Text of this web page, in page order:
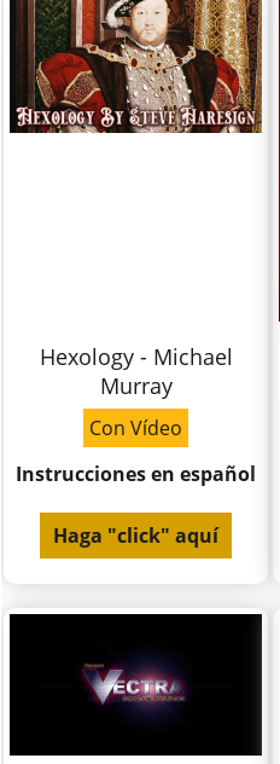
Hexology - Michael
Murray
Con Vídeo
Instrucciones en español
Haga "click" aquí